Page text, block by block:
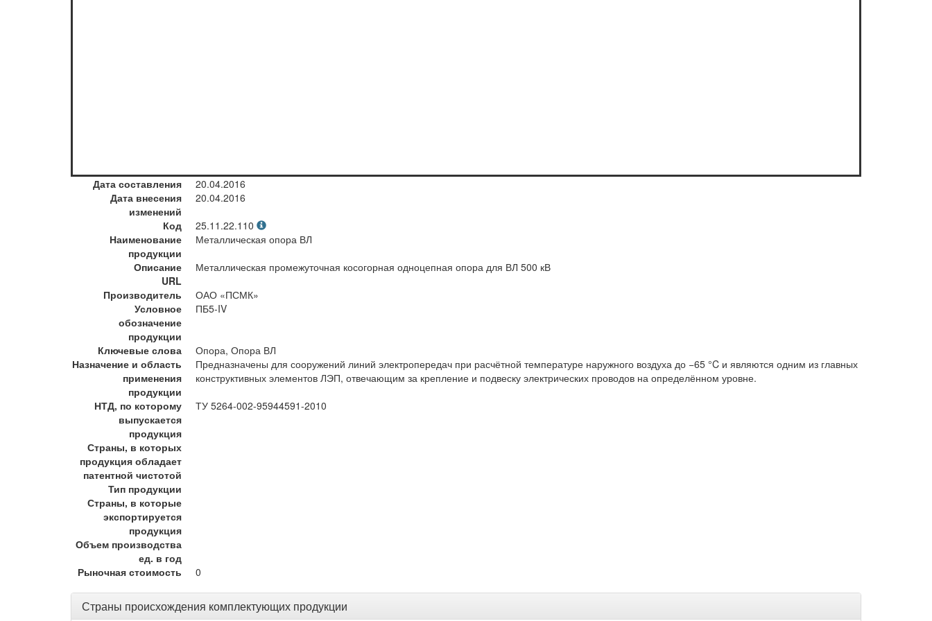
Дата составления
20.04.2016
Дата внесения
изменений
20.04.2016
Код
25.11.22.110
Наименование
продукции
Металлическая опора ВЛ
Описание
Металлическая промежуточная косогорная одноцепная опора для ВЛ 500 кВ
URL
Производитель
ОАО «ПСМК»
Условное
обозначение
продукции
ПБ5-IV
Ключевые слова
Опора, Опора ВЛ
Назначение и область
применения
продукции
Предназначены для сооружений линий электропередач при расчётной температуре наружного воздуха до −65 °C и являются одним из главных
конструктивных элементов ЛЭП, отвечающим за крепление и подвеску электрических проводов на определённом уровне.
НТД, по которому
выпускается
продукция
ТУ 5264-002-95944591-2010
Страны, в которых
продукция обладает
патентной чистотой
Тип продукции
Страны, в которые
экспортируется
продукция
Объем производства
ед. в год
Рыночная стоимость
0
Страны происхождения комплектующих продукции